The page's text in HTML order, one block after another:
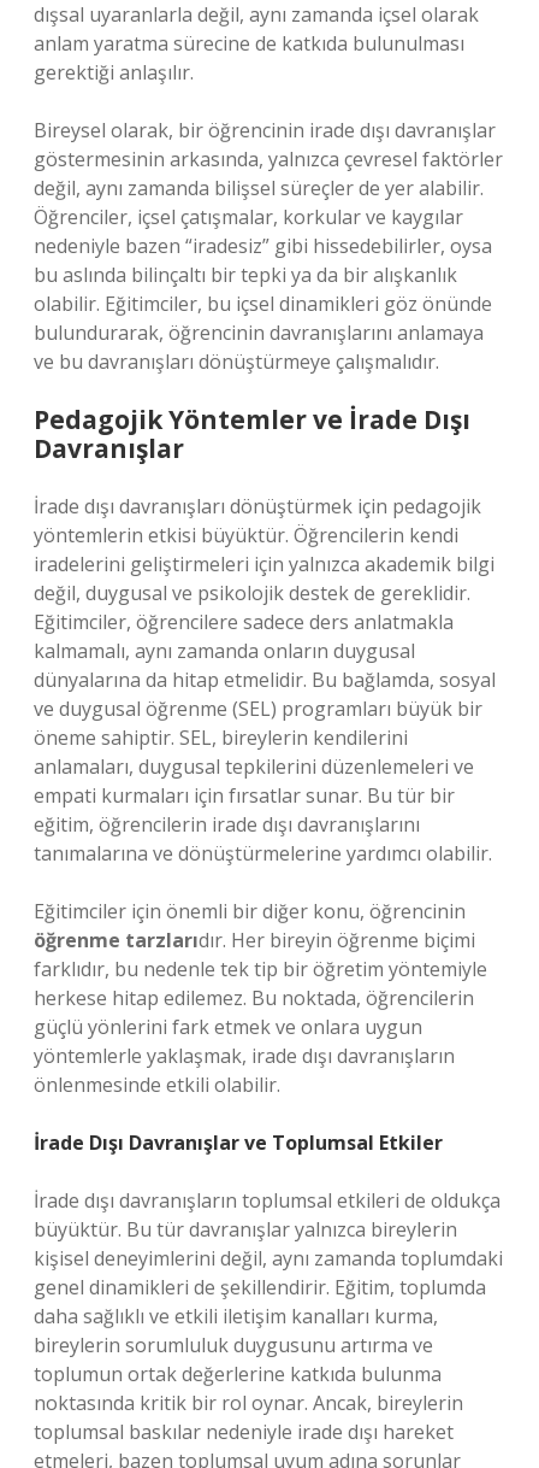
dışsal uyaranlarla değil, aynı zamanda içsel olarak
anlam yaratma sürecine de katkıda bulunulması
gerektiği anlaşılır.
Bireysel olarak, bir öğrencinin irade dışı davranışlar
göstermesinin arkasında, yalnızca çevresel faktörler
değil, aynı zamanda bilişsel süreçler de yer alabilir.
Öğrenciler, içsel çatışmalar, korkular ve kaygılar
nedeniyle bazen “iradesiz” gibi hissedebilirler, oysa
bu aslında bilinçaltı bir tepki ya da bir alışkanlık
olabilir. Eğitimciler, bu içsel dinamikleri göz önünde
bulundurarak, öğrencinin davranışlarını anlamaya
ve bu davranışları dönüştürmeye çalışmalıdır.
Pedagojik Yöntemler ve İrade Dışı
Davranışlar
İrade dışı davranışları dönüştürmek için pedagojik
yöntemlerin etkisi büyüktür. Öğrencilerin kendi
iradelerini geliştirmeleri için yalnızca akademik bilgi
değil, duygusal ve psikolojik destek de gereklidir.
Eğitimciler, öğrencilere sadece ders anlatmakla
kalmamalı, aynı zamanda onların duygusal
dünyalarına da hitap etmelidir. Bu bağlamda, sosyal
ve duygusal öğrenme (SEL) programları büyük bir
öneme sahiptir. SEL, bireylerin kendilerini
anlamaları, duygusal tepkilerini düzenlemeleri ve
empati kurmaları için fırsatlar sunar. Bu tür bir
eğitim, öğrencilerin irade dışı davranışlarını
tanımalarına ve dönüştürmelerine yardımcı olabilir.
Eğitimciler için önemli bir diğer konu, öğrencinin
öğrenme tarzlarıdır. Her bireyin öğrenme biçimi
farklıdır, bu nedenle tek tip bir öğretim yöntemiyle
herkese hitap edilemez. Bu noktada, öğrencilerin
güçlü yönlerini fark etmek ve onlara uygun
yöntemlerle yaklaşmak, irade dışı davranışların
önlenmesinde etkili olabilir.
İrade Dışı Davranışlar ve Toplumsal Etkiler
İrade dışı davranışların toplumsal etkileri de oldukça
büyüktür. Bu tür davranışlar yalnızca bireylerin
kişisel deneyimlerini değil, aynı zamanda toplumdaki
genel dinamikleri de şekillendirir. Eğitim, toplumda
daha sağlıklı ve etkili iletişim kanalları kurma,
bireylerin sorumluluk duygusunu artırma ve
toplumun ortak değerlerine katkıda bulunma
noktasında kritik bir rol oynar. Ancak, bireylerin
toplumsal baskılar nedeniyle irade dışı hareket
etmeleri, bazen toplumsal uyum adına sorunlar